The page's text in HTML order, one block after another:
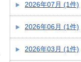
2026年07月 (1件)
2026年06月 (1件)
2026年03月 (1件)